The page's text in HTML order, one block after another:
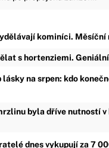
kominíci.
s hortenziemi.
na srpen: kdo
byla dříve nutností v
dnes vykupují za 7